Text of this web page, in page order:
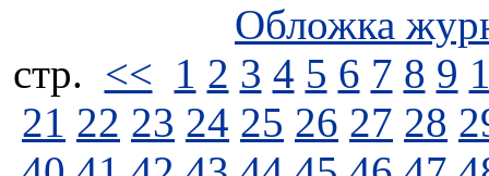
Обложка
стp. << 1 2 3 4 5 6 7 8 9
21 22 23 24 25 26 27 28